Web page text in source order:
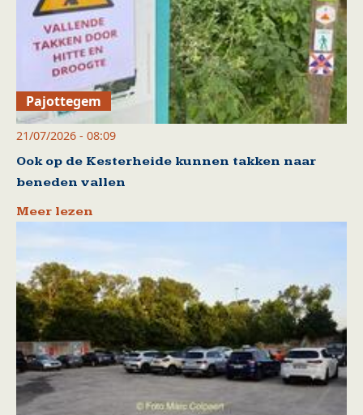
Pajottegem
21/07/2026 - 08:09
Ook op de Kesterheide kunnen takken naar
beneden vallen
Meer lezen